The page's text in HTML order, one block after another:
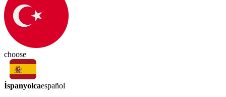
choose
İspanyolcaespañol